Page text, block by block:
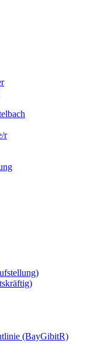
r
(BayGibitR)